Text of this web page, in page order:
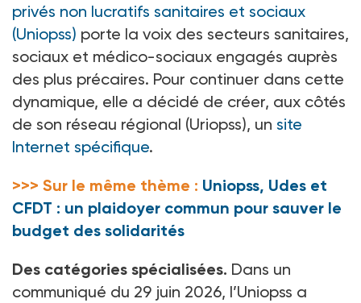
privés non lucratifs sanitaires et sociaux
(Uniopss) porte la voix des secteurs sanitaires,
sociaux et médico-sociaux engagés auprès
des plus précaires. Pour continuer dans cette
dynamique, elle a décidé de créer, aux côtés
de son réseau régional (Uriopss), un site
Internet spécifique.
>>> Sur le même thème : Uniopss, Udes et
CFDT : un plaidoyer commun pour sauver le
budget des solidarités
Des catégories spécialisées. Dans un
communiqué du 29 juin 2026, l’Uniopss a